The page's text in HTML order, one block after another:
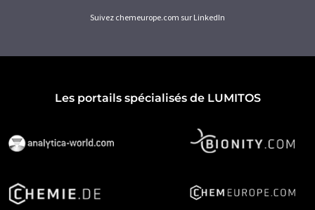
Suivez chemeurope.com sur LinkedIn
Les portails spécialisés de LUMITOS